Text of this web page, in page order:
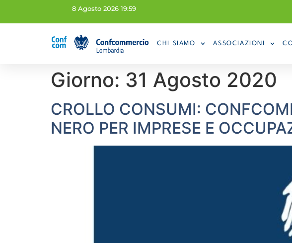
8 Agosto 2026 19:59
CHI SIAMO ASSOCIAZIONI
Giorno: 31 Agosto 2020
CROLLO CONSUMI:
NERO PER IMPRESE E